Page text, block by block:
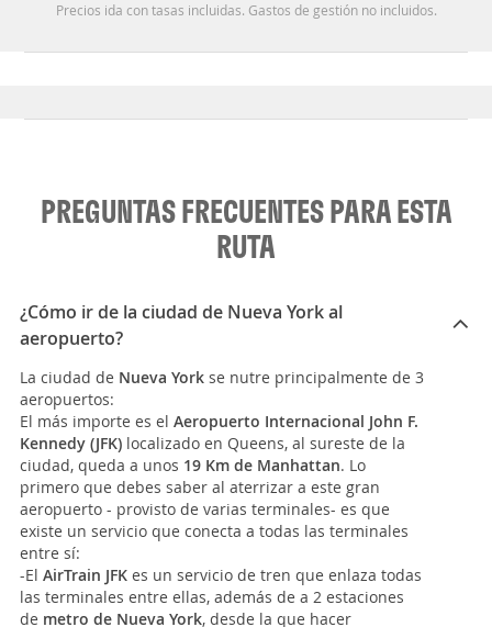
Precios ida con tasas incluidas. Gastos de gestión no incluidos.
PREGUNTAS FRECUENTES PARA ESTA
RUTA
¿Cómo ir de la ciudad de Nueva York al
aeropuerto?
La ciudad de Nueva York se nutre principalmente de 3
aeropuertos:
El más importe es el Aeropuerto Internacional John F.
Kennedy (JFK) localizado en Queens, al sureste de la
ciudad, queda a unos 19 Km de Manhattan. Lo
primero que debes saber al aterrizar a este gran
aeropuerto - provisto de varias terminales- es que
existe un servicio que conecta a todas las terminales
entre sí:
-El AirTrain JFK es un servicio de tren que enlaza todas
las terminales entre ellas, además de a 2 estaciones
de metro de Nueva York, desde la que hacer